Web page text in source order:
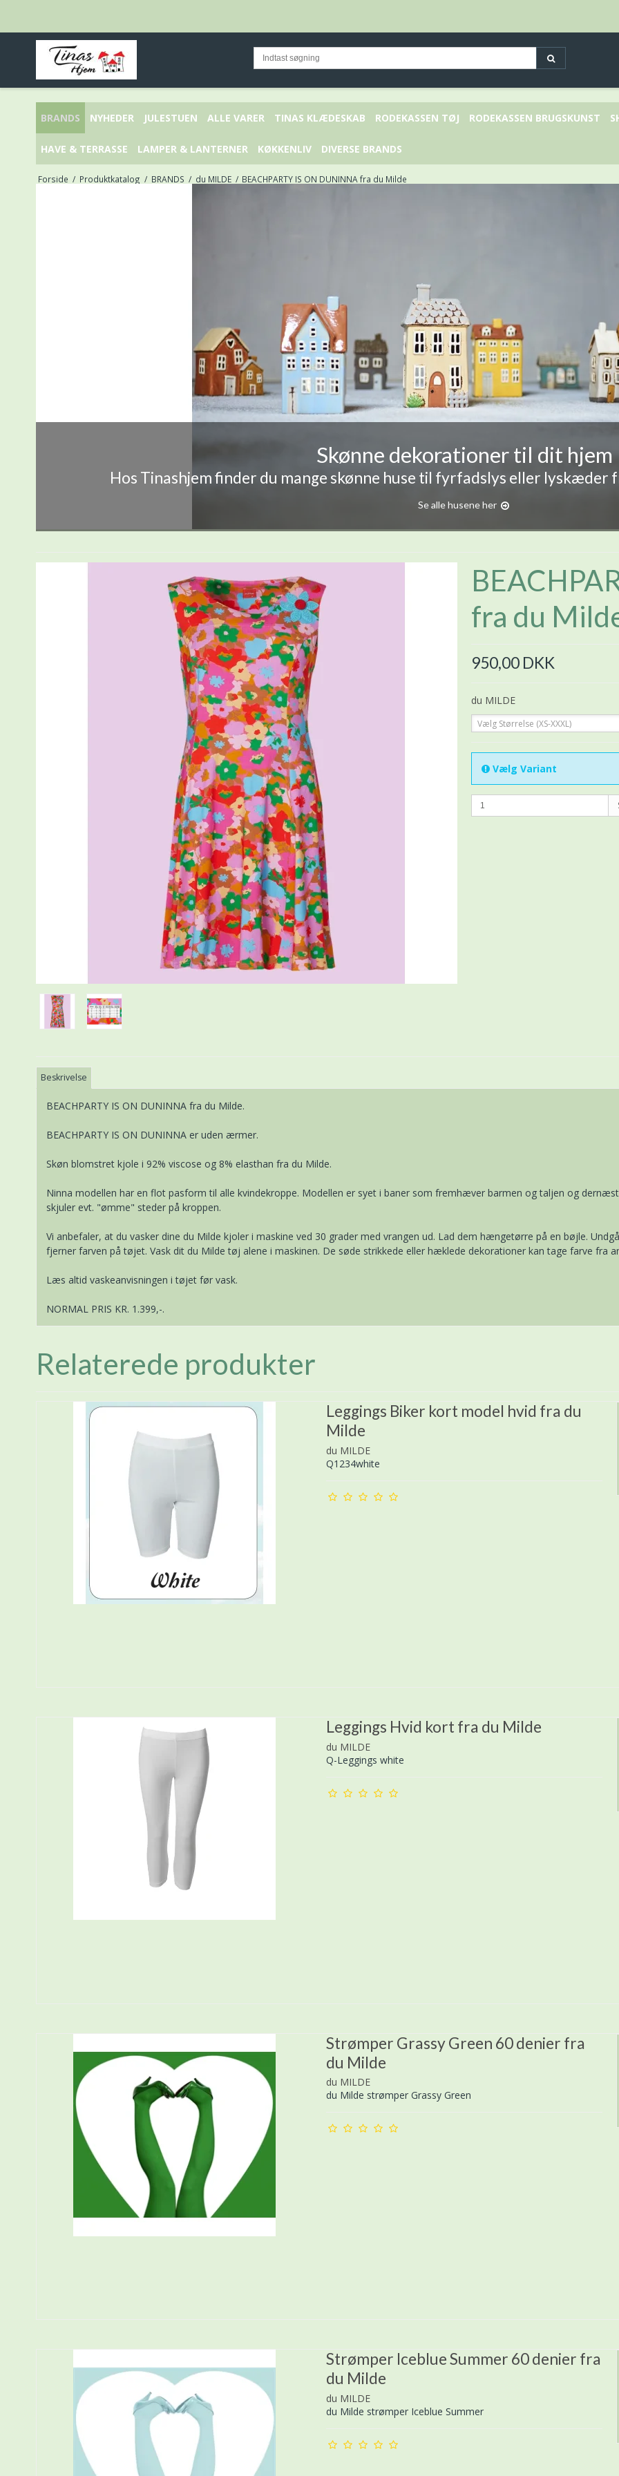
BRANDS NYHEDER JULESTUEN ALLE VARER TINAS KLÆDESKAB RODEKASSEN TØJ RODEKASSEN BRUGSKUNST
HAVE & TERRASSE LAMPER & LANTERNER KØKKENLIV DIVERSE BRANDS
Forside / Produktkatalog / BRANDS / du MILDE / BEACHPARTY IS ON DUNINNA fra du Milde
Skønne dekorationer til dit hjem
Hos Tinashjem finder du mange skønne huse til fyrfadslys eller lyskæder
Se alle husene her
fra du
950,00 DKK
du MILDE
Vælg Størrelse (XS-XXXL)
Vælg Variant
Beskrivelse
BEACHPARTY IS ON DUNINNA fra du Milde.
BEACHPARTY IS ON DUNINNA er uden ærmer.
Skøn blomstret kjole i 92% viscose og 8% elasthan fra du Milde.
Ninna modellen har en flot pasform til alle kvindekroppe. Modellen er syet i baner som fremhæver barmen og taljen og
skjuler evt. "ømme" steder på kroppen.
Vi anbefaler, at du vasker dine du Milde kjoler i maskine ved 30 grader med vrangen ud. Lad dem hængetørre på en bøjle.
fjerner farven på tøjet. Vask dit du Milde tøj alene i maskinen. De søde strikkede eller hæklede dekorationer kan tage farve fra
Læs altid vaskeanvisningen i tøjet før vask.
NORMAL PRIS KR. 1.399,-.
Relaterede produkter
Leggings Biker kort model hvid fra du
Milde
du MILDE
Q1234white
Leggings Hvid kort fra du Milde
du MILDE
Q-Leggings white
Strømper Grassy Green 60 denier fra
du Milde
du MILDE
du Milde strømper Grassy Green
Strømper Iceblue Summer 60 denier fra
du Milde
du MILDE
du Milde strømper Iceblue Summer